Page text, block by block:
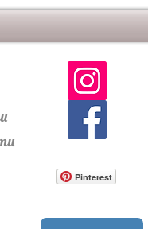
Pinterest